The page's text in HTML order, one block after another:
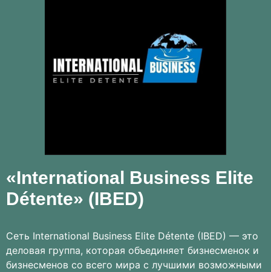
«International Business Elite
Détente» (IBED)
Сеть International Business Elite Détente (IBED) — это
деловая группа, которая объединяет бизнесменок и
бизнесменов со всего мира с лучшими возможными